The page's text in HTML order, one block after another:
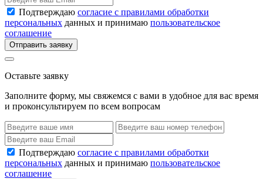
Подтверждаю согласие с правилами обработки
персональных данных и принимаю пользовательское
соглашение
Отправить заявку
Оставьте заявку
Заполните форму, мы свяжемся с вами в удобное для вас время
и проконсультируем по всем вопросам
Подтверждаю согласие с правилами обработки
персональных данных и принимаю пользовательское
соглашение